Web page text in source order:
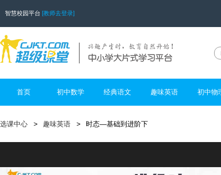
智慧校园平台 [教师去登录]
首页 初中数学 经典语文 趣味英语 初中物
选课中心 趣味英语 时态—基础到进阶下